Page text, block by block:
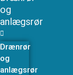
og
anlægsrør
Drænrør
og
anlægsrør